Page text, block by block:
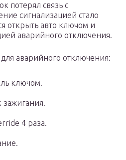
потерял связь с
сигнализацией стало
открыть авто ключом и
аварийного отключения.
аварийного отключения:
ключом.
зажигания.
4 раза.